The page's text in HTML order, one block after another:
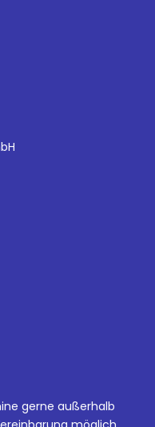
gerne außerhalb